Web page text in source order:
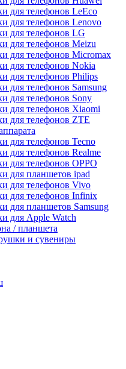
для телефонов LeEco
для телефонов Lenovo
для телефонов LG
для телефонов Meizu
для телефонов Micromax
для телефонов Nokia
для телефонов Philips
для телефонов Samsung
для телефонов Sony
для телефонов Xiaomi
для телефонов ZTE
для телефонов Tecno
для телефонов Realme
для телефонов OPPO
для планшетов ipad
для телефонов Vivo
для телефонов Infinix
для планшетов Samsung
для Apple Watch
/ планшета
и сувениры